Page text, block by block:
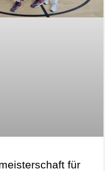
für